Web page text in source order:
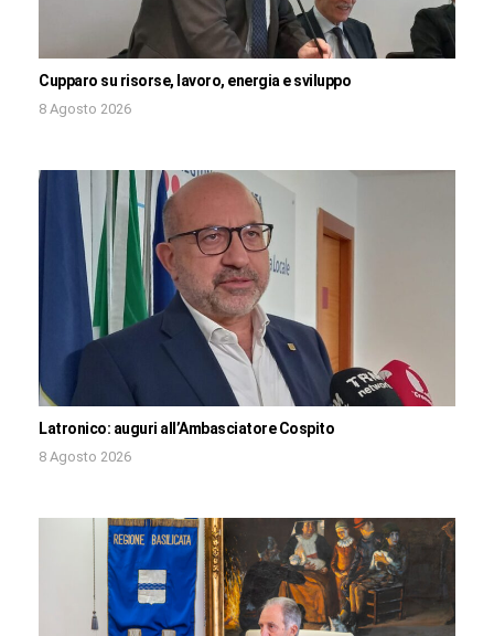
Cupparo su risorse, lavoro, energia e sviluppo
8 Agosto 2026
Latronico: auguri all’Ambasciatore Cospito
8 Agosto 2026